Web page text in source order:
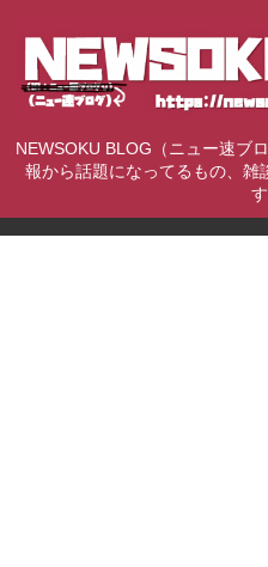
NEWSOKU BLOG（ニュー速ブ
報から話題になってるもの、雑
す